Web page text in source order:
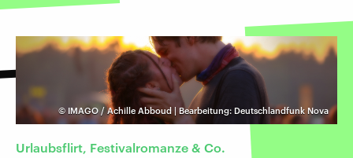
© IMAGO / Achille Abboud | Bearbeitung: Deutschlandfunk Nova
Urlaubsflirt, Festivalromanze & Co.